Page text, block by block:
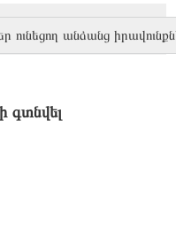
ունեցող անձանց
գտնվել